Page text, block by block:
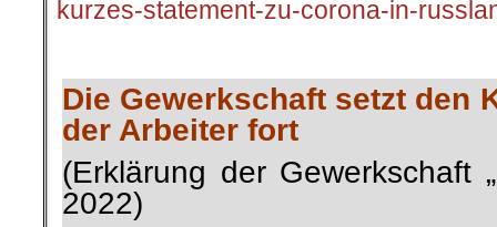
kurzes-statement-zu-corona-in-
Die Gewerkschaft setzt den
der Arbeiter fort
(Erklärung der Gewerkschaft
2022)